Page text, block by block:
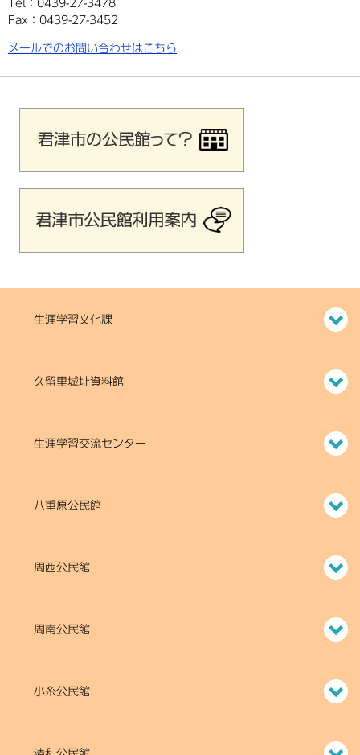
生涯学習文化課
久留里城址資料館
生涯学習交流センター
八重原公民館
周西公民館
周南公民館
小糸公民館
Tel：0439-27-3478
Fax：0439-27-3452
メールでのお問い合わせはこちら